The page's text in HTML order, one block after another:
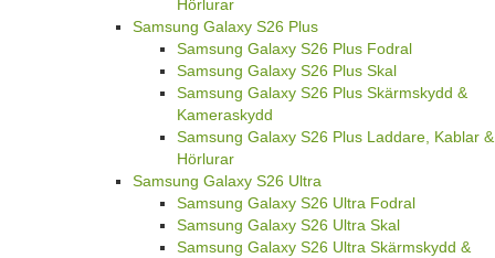
Hörlurar
Samsung Galaxy S26 Plus
Samsung Galaxy S26 Plus Fodral
Samsung Galaxy S26 Plus Skal
Samsung Galaxy S26 Plus Skärmskydd &
Kameraskydd
Samsung Galaxy S26 Plus Laddare, Kablar &
Hörlurar
Samsung Galaxy S26 Ultra
Samsung Galaxy S26 Ultra Fodral
Samsung Galaxy S26 Ultra Skal
Samsung Galaxy S26 Ultra Skärmskydd &